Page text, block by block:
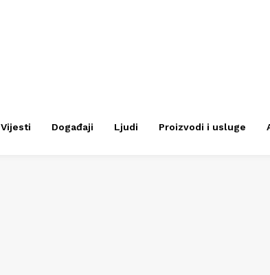
Vijesti Događaji Ljudi Proizvodi i usluge